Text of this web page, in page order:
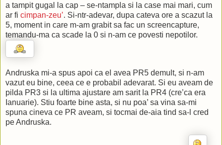
a tampit gugal la cap – se-ntampla si la case mai mari, cum
ar fi cimpan-zeu’. Si-ntr-adevar, dupa cateva ore a scazut la
5, moment in care m-am grabit sa fac un screencapture,
temandu-ma ca scade la 0 si n-am ce povesti nepotilor.
Andruska mi-a spus apoi ca el avea PR5 demult, si n-am
vazut eu bine, ceea ce e probabil adevarat. Si eu aveam de
pilda PR3 si la ultima ajustare am sarit la PR4 (cre’ca era
Ianuarie). Stiu foarte bine asta, si nu poa’ sa vina sa-mi
spuna cineva ce PR aveam, si tocmai de-aia tind sa-l cred
pe Andruska.